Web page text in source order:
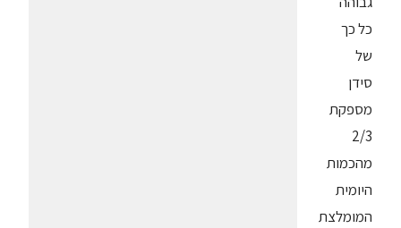
כל כך
של
סידן
מספקת
2/3
מהכמות
היומית
המומלצת